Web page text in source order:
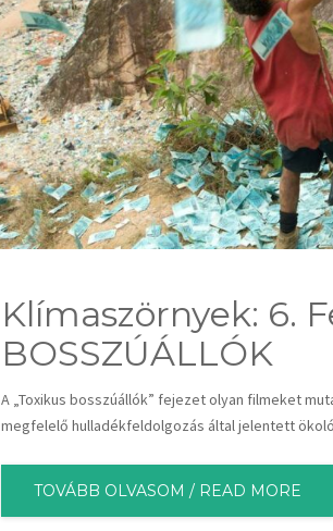
Klímaszörnyek: 6.
BOSSZÚÁLLÓK
A „Toxikus bosszúállók” fejezet olyan filmeket
megfelelő hulladékfeldolgozás által jelentett
TOVÁBB OLVASOM / READ MORE